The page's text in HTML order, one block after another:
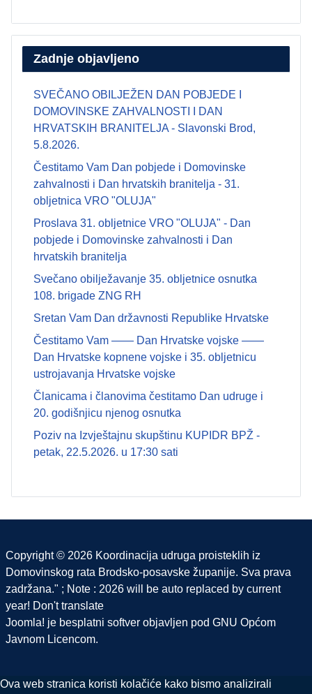
Zadnje objavljeno
SVEČANO OBILJEŽEN DAN POBJEDE I
DOMOVINSKE ZAHVALNOSTI I DAN
HRVATSKIH BRANITELJA - Slavonski Brod,
5.8.2026.
Čestitamo Vam Dan pobjede i Domovinske
zahvalnosti i Dan hrvatskih branitelja - 31.
obljetnica VRO "OLUJA"
Proslava 31. obljetnice VRO "OLUJA" - Dan
pobjede i Domovinske zahvalnosti i Dan
hrvatskih branitelja
Svečano obilježavanje 35. obljetnice osnutka
108. brigade ZNG RH
Sretan Vam Dan državnosti Republike Hrvatske
Čestitamo Vam —— Dan Hrvatske vojske ——
Dan Hrvatske kopnene vojske i 35. obljetnicu
ustrojavanja Hrvatske vojske
Članicama i članovima čestitamo Dan udruge i
20. godišnjicu njenog osnutka
Poziv na Izvještajnu skupštinu KUPIDR BPŽ -
petak, 22.5.2026. u 17:30 sati
Copyright © 2026 Koordinacija udruga proisteklih iz
Domovinskog rata Brodsko-posavske županije. Sva prava
zadržana." ; Note : 2026 will be auto replaced by current
year! Don't translate
Joomla! je besplatni softver objavljen pod GNU Općom
Javnom Licencom.
Ova web stranica koristi kolačiće kako bismo analizirali